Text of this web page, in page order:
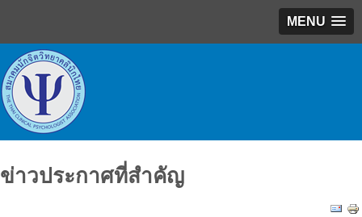
MENU
ข่าวประกาศที่สำคัญ